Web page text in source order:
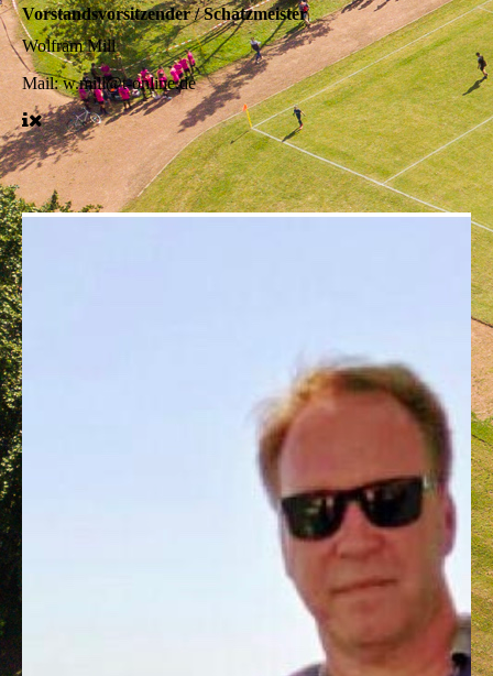
Vorstandsvorsitzender / Schatzmeister
Wolfram Mill
Mail:w.mill@t-online.de